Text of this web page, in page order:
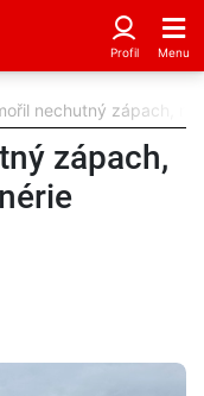
nechutný zápach,
zápach,